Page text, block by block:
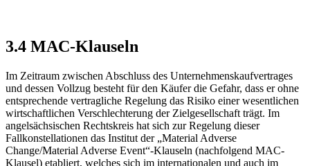
3.4 MAC-Klauseln
Im Zeitraum zwischen Abschluss des Unternehmenskaufvertrages
und dessen Vollzug besteht für den Käufer die Gefahr, dass er ohne
entsprechende vertragliche Regelung das Risiko einer wesentlichen
wirtschaftlichen Verschlechterung der Zielgesellschaft trägt. Im
angelsächsischen Rechtskreis hat sich zur Regelung dieser
Fallkonstellationen das Institut der „Material Adverse
Change/Material Adverse Event“-Klauseln (nachfolgend MAC-
Klausel) etabliert, welches sich im internationalen und auch im